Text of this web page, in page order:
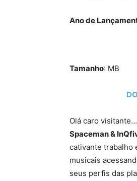
Ano de
Tamanho: MB
Olá caro
Spaceman &
cativante trabalho
musicais
seus perfis das